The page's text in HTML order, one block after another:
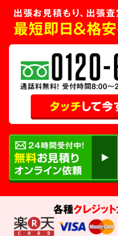
出張お見積もり、出張
最短即日＆格安
各種クレジッ